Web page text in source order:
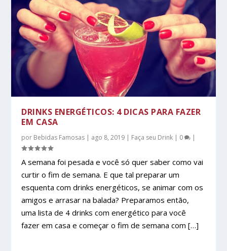
DRINKS ENERGÉTICOS: 4 DICAS PARA FAZER
EM CASA
por Bebidas Famosas | ago 8, 2019 | Faça seu Drink | 0 |
A semana foi pesada e você só quer saber como vai
curtir o fim de semana. E que tal preparar um
esquenta com drinks energéticos, se animar com os
amigos e arrasar na balada? Preparamos então,
uma lista de 4 drinks com energético para você
fazer em casa e começar o fim de semana com […]